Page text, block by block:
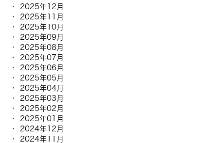
2025年12月
2025年11月
2025年10月
2025年09月
2025年08月
2025年07月
2025年06月
2025年05月
2025年04月
2025年03月
2025年02月
2025年01月
2024年12月
2024年11月